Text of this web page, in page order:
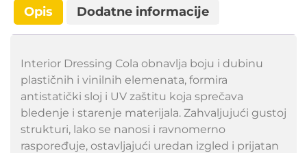
Opis Dodatne informacije
Interior Dressing Cola obnavlja boju i dubinu
plastičnih i vinilnih elemenata, formira
antistatički sloj i UV zaštitu koja sprečava
bledenje i starenje materijala. Zahvaljujući gustoj
strukturi, lako se nanosi i ravnomerno
raspoređuje, ostavljajući uredan izgled i prijatan